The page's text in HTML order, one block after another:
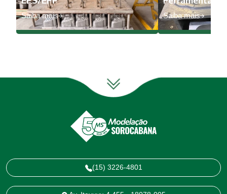
Saiba mais Saiba mais
(15) 3226-4801